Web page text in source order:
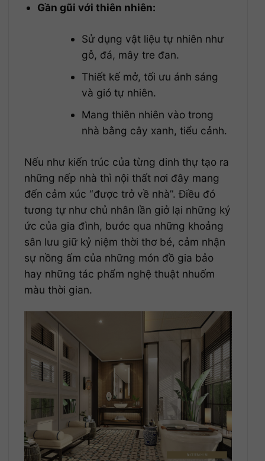
Gần gũi với thiên nhiên:
Sử dụng vật liệu tự nhiên như
gỗ, đá, mây tre đan.
Thiết kế mở, tối ưu ánh sáng
và gió tự nhiên.
Mang thiên nhiên vào trong
nhà bằng cây xanh, tiểu cảnh.
Nếu như kiến trúc của từng dinh thự tạo ra
những nếp nhà thì nội thất nơi đây mang
đến cảm xúc “được trở về nhà”. Điều đó
tương tự như chủ nhân lần giở lại những ký
ức của gia đình, bước qua những khoảng
sân lưu giữ kỷ niệm thời thơ bé, cảm nhận
sự nồng ấm của những món đồ gia bảo
hay những tác phẩm nghệ thuật nhuốm
màu thời gian.